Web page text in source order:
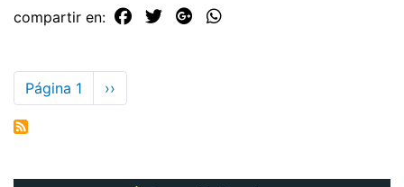
compartir en:
Paginación
Página 1
Siguiente
página
››